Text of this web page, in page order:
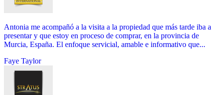
Antonia me acompañó a la visita a la propiedad que más tarde iba a
presentar y que estoy en proceso de comprar, en la provincia de
Murcia, España. El enfoque servicial, amable e informativo que...
Faye Taylor